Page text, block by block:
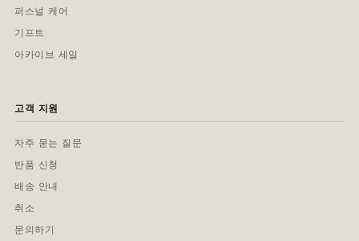
퍼스널 케어
기프트
아카이브 세일
고객 지원
자주 묻는 질문
반품 신청
배송 안내
취소
문의하기